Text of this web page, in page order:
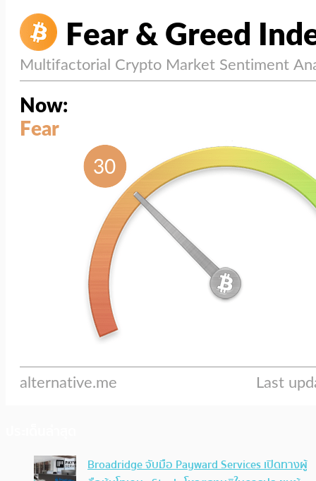
Broadridge จับมือ Payward Services เปิดทางผู้